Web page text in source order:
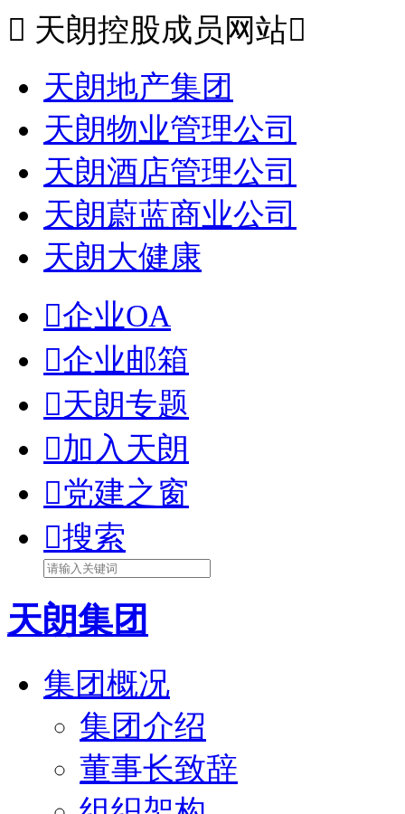
 天朗控股成员网站
天朗地产集团
天朗物业管理公司
天朗酒店管理公司
天朗蔚蓝商业公司
天朗大健康
企业OA
企业邮箱
天朗专题
加入天朗
党建之窗
搜索
天朗集团
集团概况
集团介绍
董事长致辞